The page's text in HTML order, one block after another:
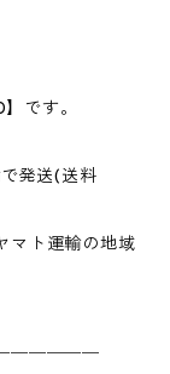
です。
発送(送料
マト運輸の地域